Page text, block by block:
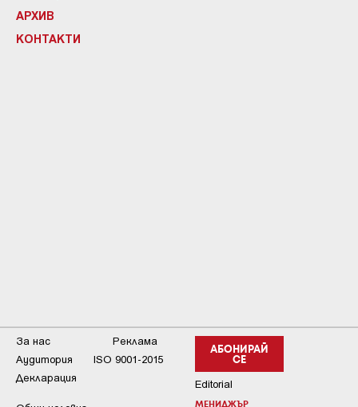
АРХИВ
КОНТАКТИ
АБОНИРАЙ
СЕ
Editorial
МЕНИДЖЪР
За нас
Реклама
Аудитория
ISO 9001-2015
Декларация